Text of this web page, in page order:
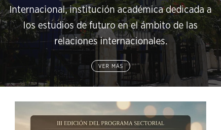
Internacional, institución académica dedicada a
los estudios de futuro en el ámbito de las
relaciones internacionales.
VER MÁS